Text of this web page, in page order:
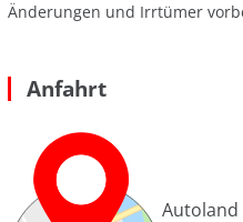
Änderungen und Irrtümer
Anfahrt
Autoland